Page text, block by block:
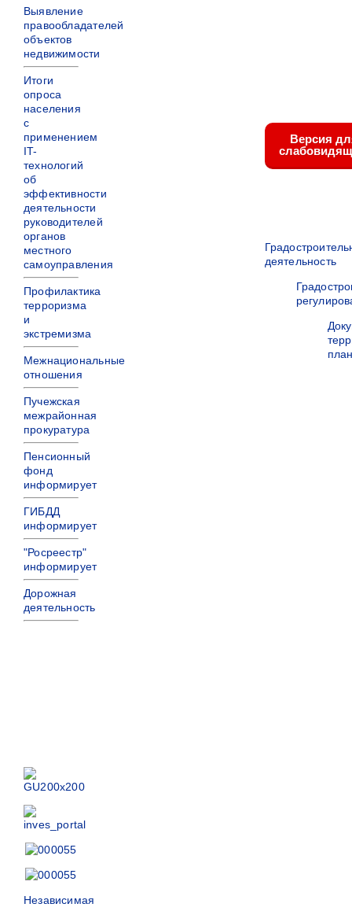
Выявление
правообладателей
объектов
недвижимости
Итоги
опроса
населения
с
применением
IT-
технологий
об
эффективности
деятельности
руководителей
органов
местного
самоуправления
Профилактика
терроризма
и
экстремизма
Межнациональные
отношения
Пучежская
межрайонная
прокуратура
Пенсионный
фонд
информирует
ГИБДД
информирует
"Росреестр"
информирует
Дорожная
деятельность
Независимая
Версия
деятельность